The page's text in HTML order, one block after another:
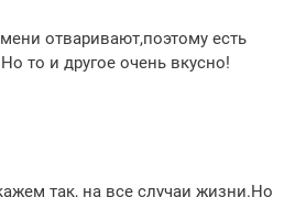
отваривают,поэтому есть
то и другое очень вкусно!
так, на все случаи жизни.Но